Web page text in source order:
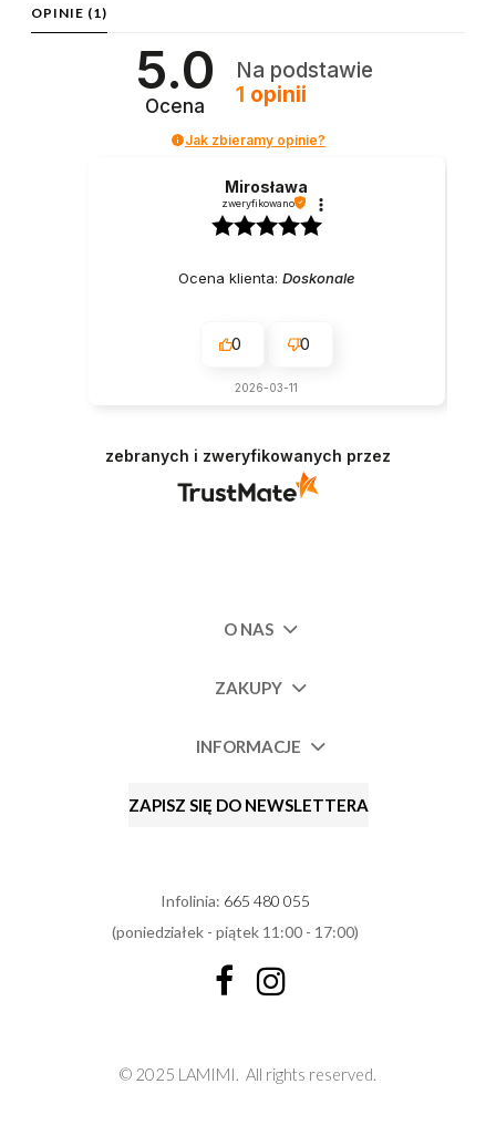
OPINIE (1)
5.0
Ocena
Na podstawie
1 opinii
Jak zbieramy opinie?
Mirosława
zweryfikowano
Ocena klienta: Doskonale
0 0
2026-03-11
zebranych i zweryfikowanych przez
O NAS
ZAKUPY
INFORMACJE
ZAPISZ SIĘ DO NEWSLETTERA
Infolinia: 665 480 055
(poniedziałek - piątek 11:00 - 17:00)
© 2025 LAMIMI. All rights reserved.